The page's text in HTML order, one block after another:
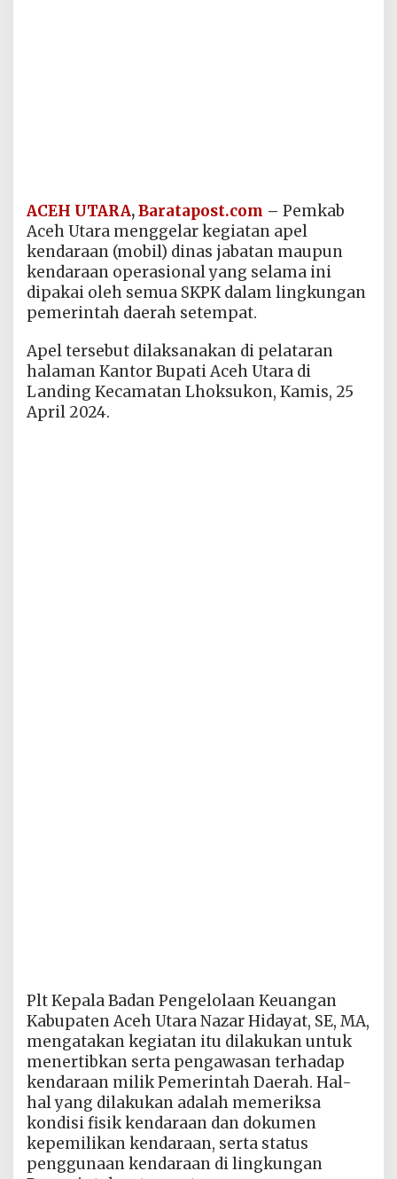
ACEH UTARA,Baratapost.com – Pemkab
Aceh Utara menggelar kegiatan apel
kendaraan (mobil) dinas jabatan maupun
kendaraan operasional yang selama ini
dipakai oleh semua SKPK dalam lingkungan
pemerintah daerah setempat.
Apel tersebut dilaksanakan di pelataran
halaman Kantor Bupati Aceh Utara di
Landing Kecamatan Lhoksukon, Kamis, 25
April 2024.
Plt Kepala Badan Pengelolaan Keuangan
Kabupaten Aceh Utara Nazar Hidayat, SE, MA,
mengatakan kegiatan itu dilakukan untuk
menertibkan serta pengawasan terhadap
kendaraan milik Pemerintah Daerah. Hal-
hal yang dilakukan adalah memeriksa
kondisi fisik kendaraan dan dokumen
kepemilikan kendaraan, serta status
penggunaan kendaraan di lingkungan